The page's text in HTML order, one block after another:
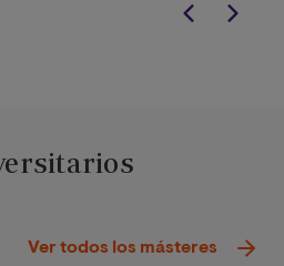
Ver todos los másteres